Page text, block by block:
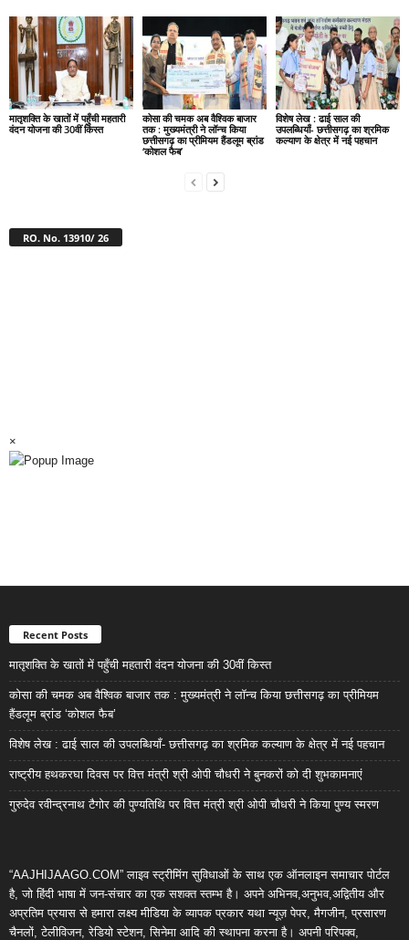
मातृशक्ति के खातों में पहुँची महतारी
वंदन योजना की 30वीं किस्त
कोसा की चमक अब वैश्विक बाजार
तक : मुख्यमंत्री ने लॉन्च किया
छत्तीसगढ़ का प्रीमियम हैंडलूम ब्रांड
‘कोशल फैब’
विशेष लेख : ढाई साल की
उपलब्धियाँ- छत्तीसगढ़ का श्रमिक
कल्याण के क्षेत्र में नई पहचान
RO. No. 13910/ 26
×
Recent Posts
मातृशक्ति के खातों में पहुँची महतारी वंदन योजना की 30वीं किस्त
कोसा की चमक अब वैश्विक बाजार तक : मुख्यमंत्री ने लॉन्च किया छत्तीसगढ़ का प्रीमियम
हैंडलूम ब्रांड ‘कोशल फैब’
विशेष लेख : ढाई साल की उपलब्धियाँ- छत्तीसगढ़ का श्रमिक कल्याण के क्षेत्र में नई पहचान
राष्ट्रीय हथकरघा दिवस पर वित्त मंत्री श्री ओपी चौधरी ने बुनकरों को दी शुभकामनाएं
गुरुदेव रवीन्द्रनाथ टैगोर की पुण्यतिथि पर वित्त मंत्री श्री ओपी चौधरी ने किया पुण्य स्मरण
“AAJHIJAAGO.COM” लाइव स्ट्रीमिंग सुविधाओं के साथ एक ऑनलाइन समाचार पोर्टल
है, जो हिंदी भाषा में जन-संचार का एक सशक्त स्तम्भ है। अपने अभिनव,अनुभव,अद्वितीय और
अप्रतिम प्रयास से हमारा लक्ष्य मीडिया के व्यापक प्रकार यथा न्यूज़ पेपर, मैगजीन, प्रसारण
चैनलों, टेलीविजन, रेडियो स्टेशन, सिनेमा आदि की स्थापना करना है। अपनी परिपक्व,